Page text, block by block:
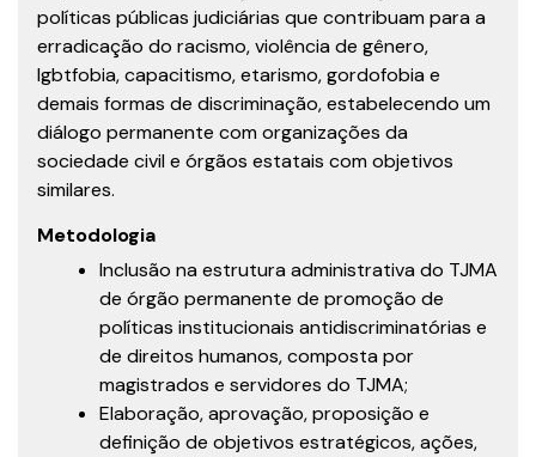
políticas públicas judiciárias que contribuam para a
erradicação do racismo, violência de gênero,
lgbtfobia, capacitismo, etarismo, gordofobia e
demais formas de discriminação, estabelecendo um
diálogo permanente com organizações da
sociedade civil e órgãos estatais com objetivos
similares.
Metodologia
Inclusão na estrutura administrativa do TJMA
de órgão permanente de promoção de
políticas institucionais antidiscriminatórias e
de direitos humanos, composta por
magistrados e servidores do TJMA;
Elaboração, aprovação, proposição e
definição de objetivos estratégicos, ações,